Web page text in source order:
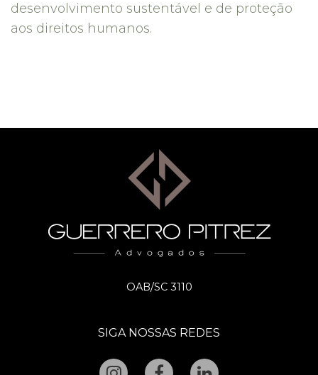
desenvolvimento sustentável e de proteção
aos direitos humanos.
OAB/SC 3110
SIGA NOSSAS REDES